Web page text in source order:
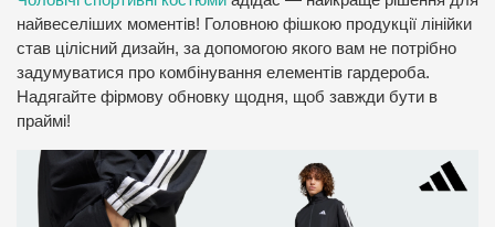
найвеселіших моментів! Головною фішкою продукції лінійки
став цілісний дизайн, за допомогою якого вам не потрібно
задумуватися про комбінування елементів гардероба.
Надягайте фірмову обновку щодня, щоб завжди бути в
праймі!